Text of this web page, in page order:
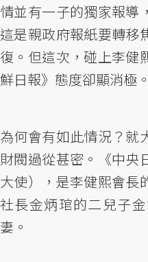
情並有一子的獨家報導
這是親政府報紙要轉移
復。但這次，碰上李健
鮮日報》態度卻顯消極。
為何會有如此情況？就
財閥過從甚密。《中央
大使），是李健熙會長
社長金炳琯的二兒子
妻。